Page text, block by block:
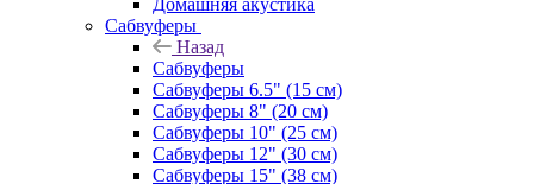
Домашняя акустика
Сабвуферы
Назад
Сабвуферы
Сабвуферы 6.5" (15 см)
Сабвуферы 8" (20 см)
Сабвуферы 10" (25 см)
Сабвуферы 12" (30 см)
Сабвуферы 15" (38 см)